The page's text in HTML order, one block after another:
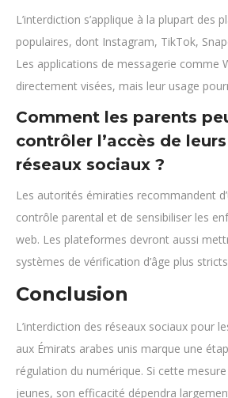
L’interdiction s’applique à la plupart des
populaires, dont Instagram, TikTok,
Les applications de messagerie comme
directement visées, mais leur usage
Comment les parents
contrôler l’accès de
réseaux sociaux ?
Les autorités émiraties recommandent
contrôle parental et de sensibiliser les
web. Les plateformes devront aussi
systèmes de vérification d’âge plus
Conclusion
L’interdiction des réseaux sociaux pour
aux Émirats arabes unis marque une
régulation du numérique. Si cette
jeunes, son efficacité dépendra